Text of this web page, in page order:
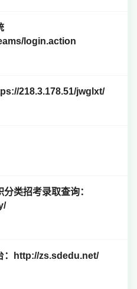
login.action
218.3.178.51/jwglxt/
类招考录取查询：
：http://zs.sdedu.net/